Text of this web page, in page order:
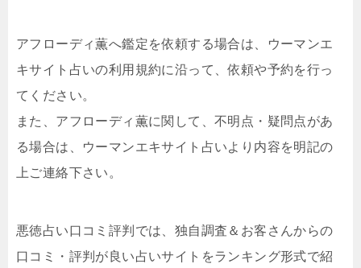
アフローディ薫へ鑑定を依頼する場合は、ウーマンエ
キサイト占いの利用規約に沿って、依頼や予約を行っ
てください。
また、アフローディ薫に関して、不明点・疑問点があ
る場合は、ウーマンエキサイト占いより内容を明記の
上ご連絡下さい。
悪徳占い口コミ評判では、独自調査＆お客さんからの
口コミ・評判が良い占いサイトをランキング形式で紹